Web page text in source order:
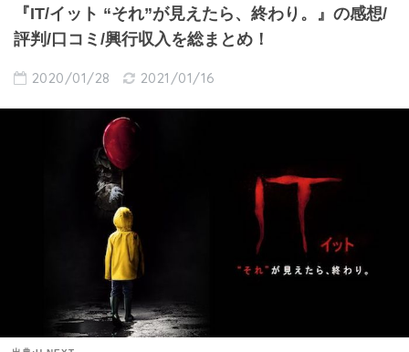
『IT/イット “それ”が見えたら、終わり。』の感想/
評判/口コミ/興行収入を総まとめ！
2020/01/28 2021/01/16